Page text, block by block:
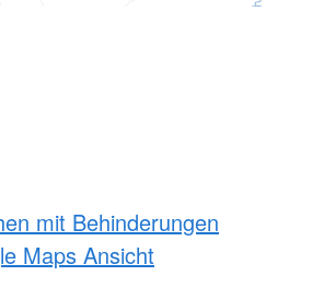
mit Behinderungen
Maps Ansicht